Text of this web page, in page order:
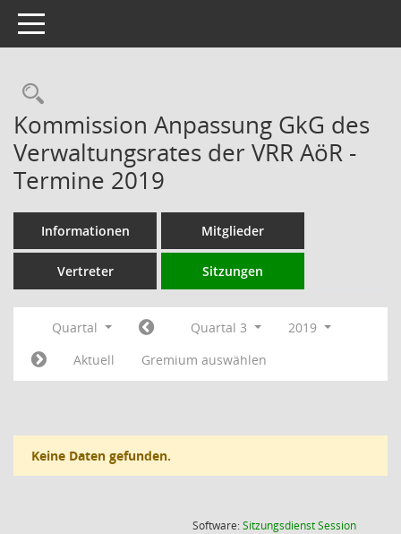
Toggle navigation
Rechercheauswahl
Kommission Anpassung GkG des
Verwaltungsrates der VRR AöR -
Termine 2019
Informationen Mitglieder
Vertreter Sitzungen
Quartal Quartal 3
2019
Aktuell
Gremium auswählen
Keine Daten gefunden.
Software:SitzungsdienstSession(Wird in